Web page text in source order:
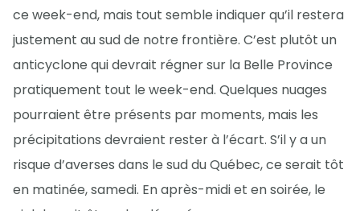
ce week-end, mais tout semble indiquer qu’il restera
justement au sud de notre frontière. C’est plutôt un
anticyclone qui devrait régner sur la Belle Province
pratiquement tout le week-end. Quelques nuages
pourraient être présents par moments, mais les
précipitations devraient rester à l’écart. S’il y a un
risque d’averses dans le sud du Québec, ce serait tôt
en matinée, samedi. En après-midi et en soirée, le